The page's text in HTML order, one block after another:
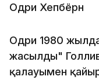
Одри Хепбёрн
Одри 1980
жасылды"
қалауымен